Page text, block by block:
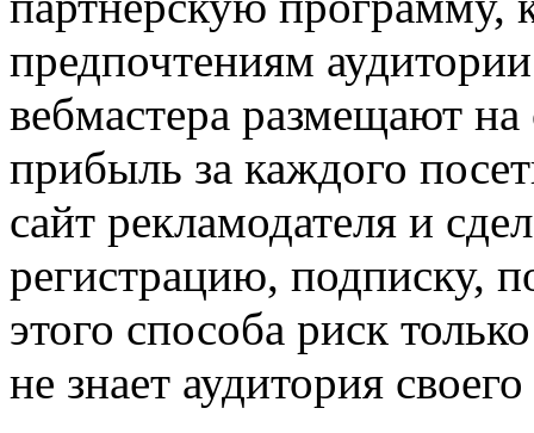
предпочтениям
вебмастера размещают
прибыль за каждого
сайт рекламодателя и
регистрацию, подписку,
этого способа риск
не знает аудитория